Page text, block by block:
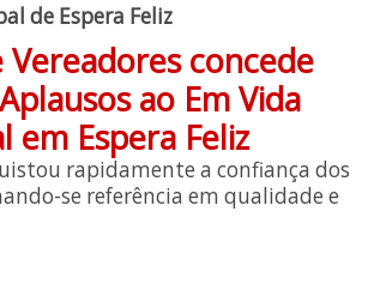
de Espera Feliz
Vereadores concede
ao Em Vida
em Espera Feliz
rapidamente a confiança dos
se referência em qualidade e